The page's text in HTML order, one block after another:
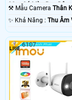
30m Có Màu Ban Ðêm.
⚒ Mẫu Camera Thân
️✨ Khả Năng : Thu Âm
6107